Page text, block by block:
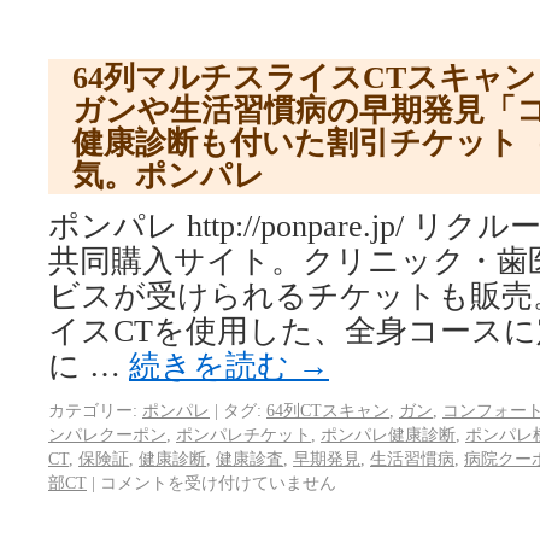
64列マルチスライスCTスキャ
ガンや生活習慣病の早期発見「
健康診断も付いた割引チケット
気。ポンパレ
ポンパレ http://ponpare.jp/ リクル
共同購入サイト。クリニック・
ビスが受けられるチケットも販
イスCTを使用した、全身コース
に … 続きを読む →
カテゴリー: ポンパレ | タグ: 64列CTスキャン ガン
コンフォー
ンパレクーポン
ポンパレチケット ポンパレ健康診断 ポンパレ
CT, 保険証 健康診断 健康診査 早期発見 生活習慣病 病院クー
部CT | コメントを受け付けていません